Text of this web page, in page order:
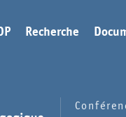
Recherche